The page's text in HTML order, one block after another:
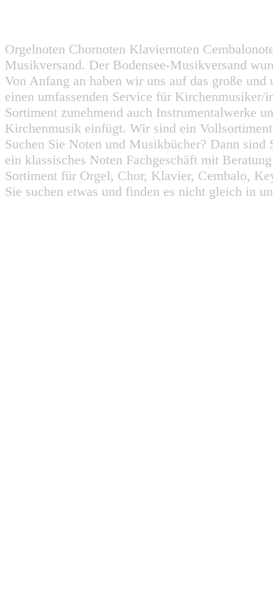
Orgelnoten Chornoten Klaviernoten
Musikversand. Der Bodensee-Musikversand
Von Anfang an haben wir uns auf das große
einen umfassenden Service für
Sortiment zunehmend auch Instrumentalwerke
Kirchenmusik einfügt. Wir sind ein
Suchen Sie Noten und Musikbücher? Dann
ein klassisches Noten Fachgeschäft mit
Sortiment für Orgel, Chor, Klavier, Cembalo,
Sie suchen etwas und finden es nicht gleich in